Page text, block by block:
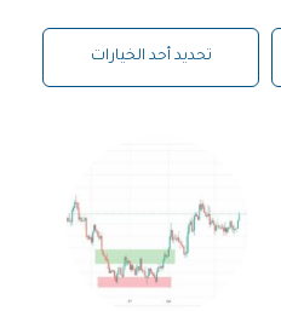
تحديد أحد الخيارات